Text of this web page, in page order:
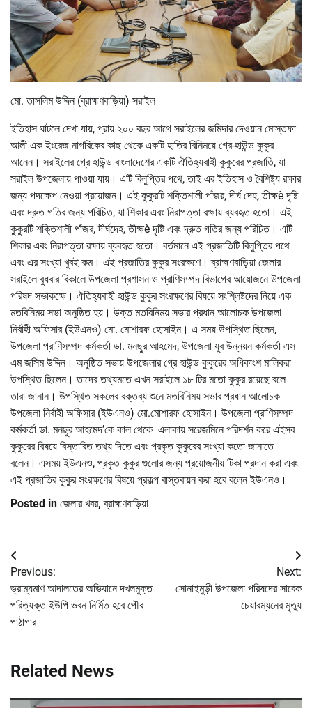
মো. তাসলিম উদ্দিন (ব্রাহ্মণবাড়িয়া) সরাইল
ইতিহাস ঘাটলে দেখা যায়, প্রায় ২০০ বছর আগে সরাইলের জমিদার দেওয়ান মোস্তফা
আলী এক ইংরেজ নাগরিকের কাছ থেকে একটি হাতির বিনিময়ে গ্রে-হাউন্ড কুকুর
আনেন। সরাইলের গ্রে হাউন্ড বাংলাদেশের একটি ঐতিহ্যবাহী কুকুরের প্রজাতি, যা
সরাইল উপজেলায় পাওয়া যায়। এটি বিলুপ্তির পথে, তাই এর ইতিহাস ও বৈশিষ্ট্য রক্ষার
জন্য পদক্ষেপ নেওয়া প্রয়োজন। এই কুকুরটি শক্তিশালী পাঁজর, দীর্ঘ দেহ, তীক্ষè দৃষ্টি
এবং দ্রুত গতির জন্য পরিচিত, যা শিকার এবং নিরাপত্তা রক্ষায় ব্যবহৃত হতো। এই
কুকুরটি শক্তিশালী পাঁজর, দীর্ঘদেহ, তীক্ষè দৃষ্টি এবং দ্রুত গতির জন্য পরিচিত। এটি
শিকার এবং নিরাপত্তা রক্ষায় ব্যবহৃত হতো। বর্তমানে এই প্রজাতিটি বিলুপ্তির পথে
এবং এর সংখ্যা খুবই কম। এই প্রজাতির কুকুর সংরক্ষণে। ব্রাহ্মণবাড়িয়া জেলার
সরাইলে বুধবার বিকালে উপজেলা প্রশাসন ও প্রাণিসম্পদ বিভাগের আয়োজনে উপজেলা
পরিষদ সভাকক্ষে। ঐতিহ্যবাহী হাউন্ড কুকুর সংরক্ষণের বিষয়ে সংশ্লিষ্টদের নিয়ে এক
মতবিনিময় সভা অনুষ্ঠিত হয়। উক্ত মতবিনিময় সভার প্রধান আলোচক উপজেলা
নির্বাহী অফিসার (ইউএনও) মো. মোশারফ হোসাইন। এ সময় উপস্থিত ছিলেন,
উপজেলা প্রাণিসম্পদ কর্মকর্তা ডা. মনছুর আহমেদ, উপজেলা যুব উন্নয়ন কর্মকর্তা এস
এম জসিম উদ্দিন। অনুষ্ঠিত সভায় উপজেলার গ্রে হাউন্ড কুকুরের অধিকাংশ মালিকরা
উপস্থিত ছিলেন। তাদের তথ্যমতে এখন সরাইলে ১৮ টির মতো কুকুর রয়েছে বলে
তারা জানান। উপস্থিত সকলের বক্তব্য শুনে মতবিনিময় সভার প্রধান আলোচক
উপজেলা নির্বাহী অফিসার (ইউএনও) মো.মোশারফ হোসাইন। উপজেলা প্রাণিসম্পদ
কর্মকর্তা ডা. মনছুর আহমেদ’কে কাল থেকে এলাকায় সরেজমিনে পরিদর্শন করে এইসব
কুকুরের বিষয়ে বিস্তারিত তথ্য দিতে এবং প্রকৃত কুকুরের সংখ্যা কতো জানাতে
বলেন। এসময় ইউএনও, প্রকৃত কুকুর গুলোর জন্য প্রয়োজনীয় টিকা প্রদান করা এবং
এই প্রজাতির কুকুর সংরক্ষণের বিষয়ে প্রকল্প বাস্তবায়ন করা হবে বলেন ইউএনও।
Posted in জেলার খবর,ব্রাহ্মণবাড়িয়া
Post
navigation
Previous:
ভ্রাম্যমাণ আদালতের অভিযানে দখলমুক্ত
পরিত্যক্ত ইউপি ভবন নির্মিত হবে পৌর
পাঠাগার
Next:
সোনাইমুড়ী উপজেলা পরিষদের সাবেক
চেয়ারম্যনের মৃত্যু
Related News